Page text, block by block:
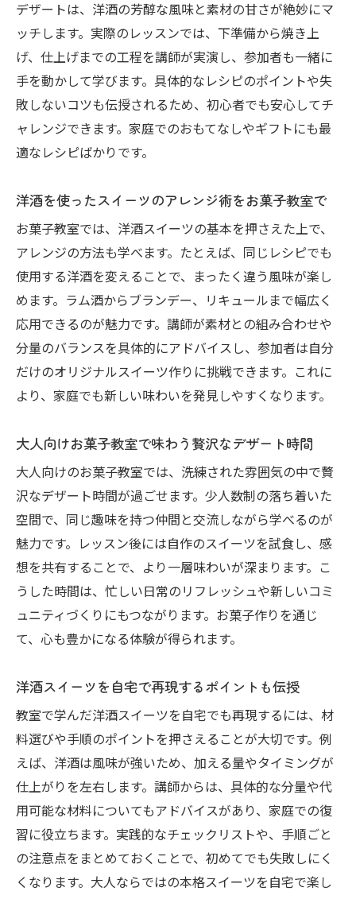
デザートは、洋酒の芳醇な風味と素材の甘さが絶妙にマ
ッチします。実際のレッスンでは、下準備から焼き上
げ、仕上げまでの工程を講師が実演し、参加者も一緒に
手を動かして学びます。具体的なレシピのポイントや失
敗しないコツも伝授されるため、初心者でも安心してチ
ャレンジできます。家庭でのおもてなしやギフトにも最
適なレシピばかりです。
洋酒を使ったスイーツのアレンジ術をお菓子教室で
お菓子教室では、洋酒スイーツの基本を押さえた上で、
アレンジの方法も学べます。たとえば、同じレシピでも
使用する洋酒を変えることで、まったく違う風味が楽し
めます。ラム酒からブランデー、リキュールまで幅広く
応用できるのが魅力です。講師が素材との組み合わせや
分量のバランスを具体的にアドバイスし、参加者は自分
だけのオリジナルスイーツ作りに挑戦できます。これに
より、家庭でも新しい味わいを発見しやすくなります。
大人向けお菓子教室で味わう贅沢なデザート時間
大人向けのお菓子教室では、洗練された雰囲気の中で贅
沢なデザート時間が過ごせます。少人数制の落ち着いた
空間で、同じ趣味を持つ仲間と交流しながら学べるのが
魅力です。レッスン後には自作のスイーツを試食し、感
想を共有することで、より一層味わいが深まります。こ
うした時間は、忙しい日常のリフレッシュや新しいコミ
ュニティづくりにもつながります。お菓子作りを通じ
て、心も豊かになる体験が得られます。
洋酒スイーツを自宅で再現するポイントも伝授
教室で学んだ洋酒スイーツを自宅でも再現するには、材
料選びや手順のポイントを押さえることが大切です。例
えば、洋酒は風味が強いため、加える量やタイミングが
仕上がりを左右します。講師からは、具体的な分量や代
用可能な材料についてもアドバイスがあり、家庭での復
習に役立ちます。実践的なチェックリストや、手順ごと
の注意点をまとめておくことで、初めてでも失敗しにく
くなります。大人ならではの本格スイーツを自宅で楽し